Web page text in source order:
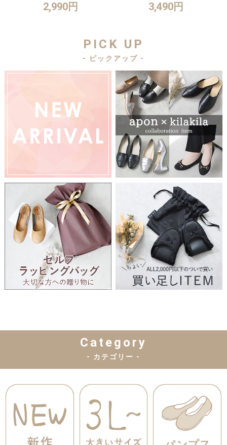
2,990円 3,490円
PICK UP
- ピックアップ -
Category
- カテゴリー -